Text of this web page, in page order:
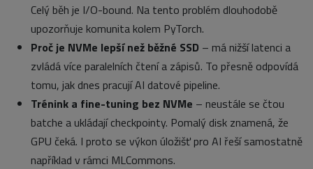
Celý běh je I/O-bound. Na tento problém dlouhodobě
upozorňuje komunita kolem PyTorch.
Proč je NVMe lepší než běžné SSD – má nižší latenci a
zvládá více paralelních čtení a zápisů. To přesně odpovídá
tomu, jak dnes pracují AI datové pipeline.
Trénink a fine-tuning bez NVMe – neustále se čtou
batche a ukládají checkpointy. Pomalý disk znamená, že
GPU čeká. I proto se výkon úložišť pro AI řeší samostatně
například v rámci MLCommons.